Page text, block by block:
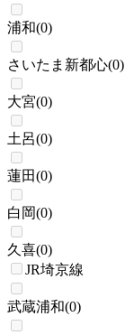
浦和(0)
さいたま新都心(0)
大宮(0)
土呂(0)
蓮田(0)
白岡(0)
久喜(0)
JR埼京線
武蔵浦和(0)